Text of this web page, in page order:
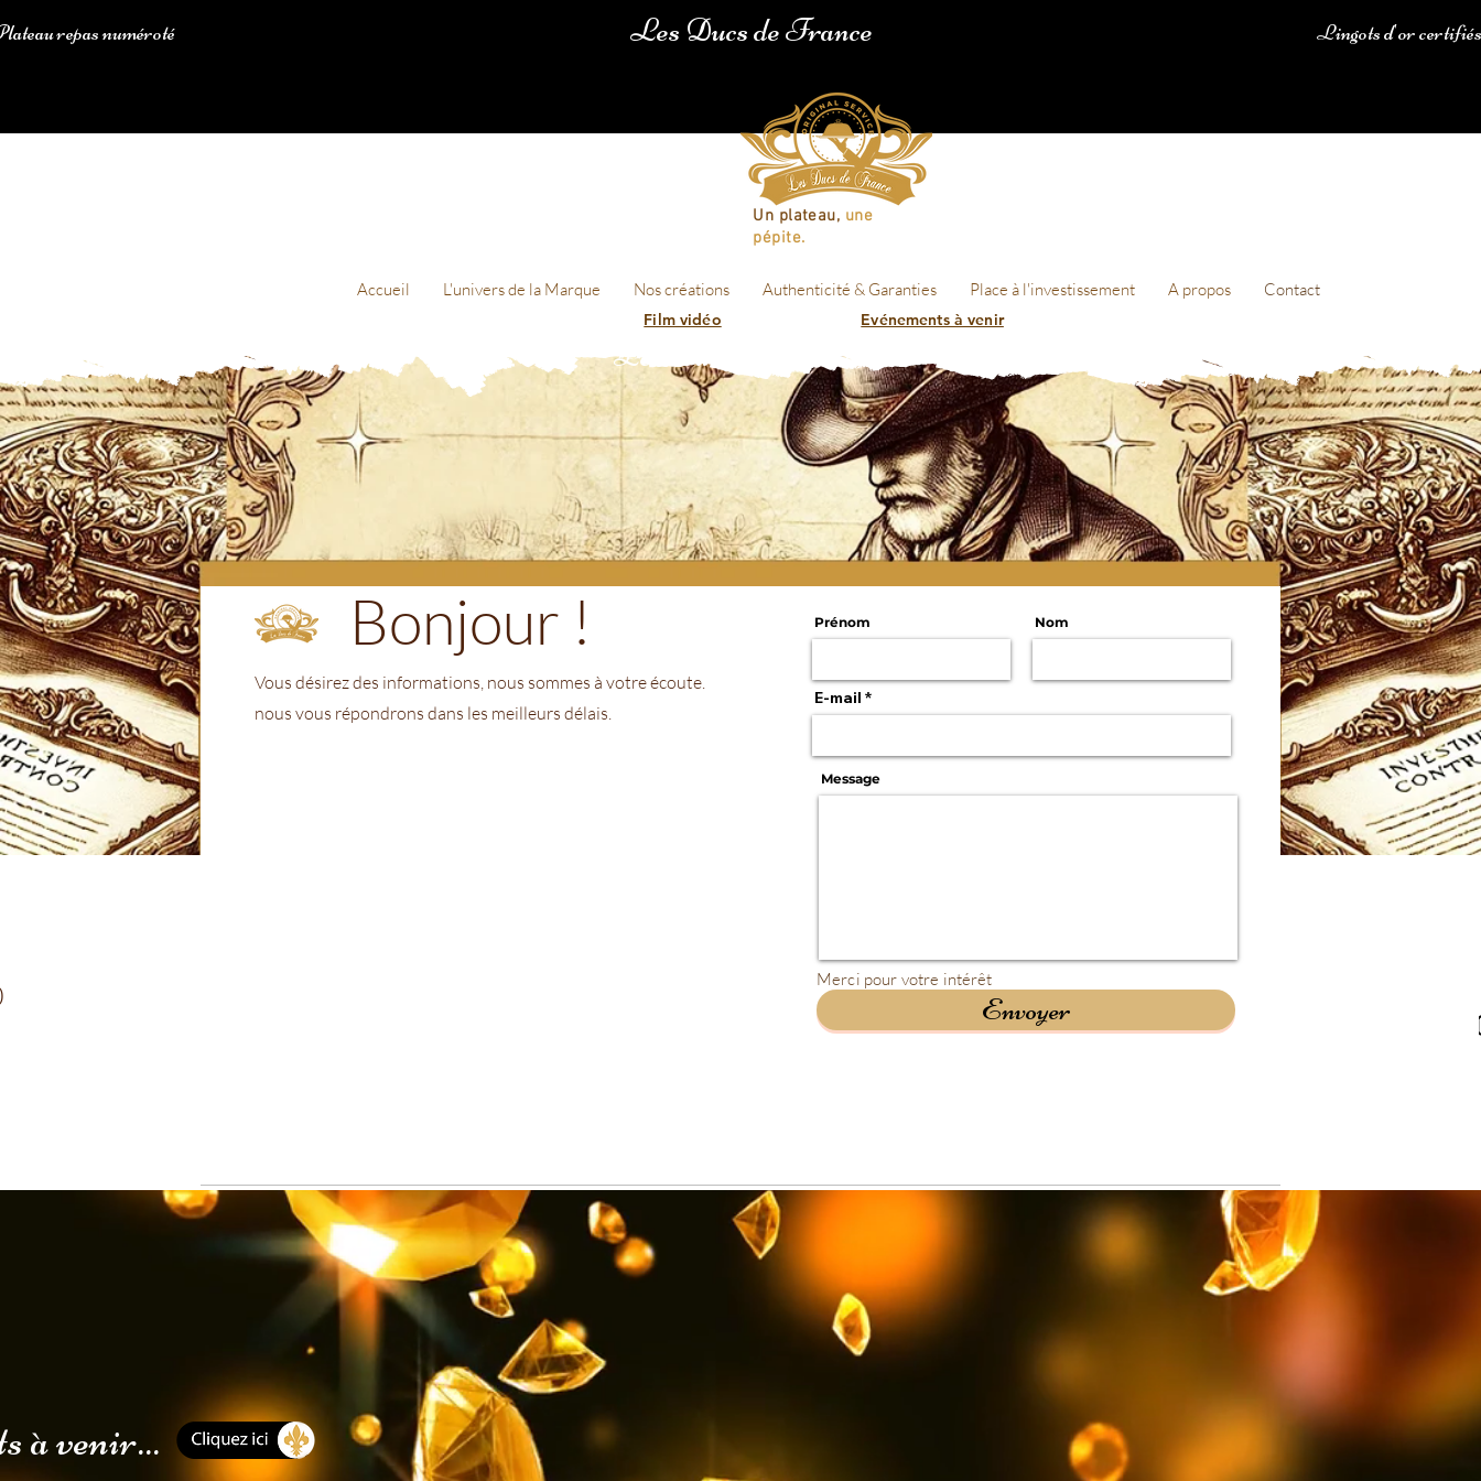
repas numéroté Les Ducs de France Lingots d'or certifiés
Un plateau, une
pépite.
Accueil L'univers de la Marque Nos créations Authenticité & Garanties Place à l'investissement A propos Contact
Film vidéo Evénements à venir
repas Les Ducs de France Made in
Bonjour !
Vous désirez des informations, nous sommes à votre écoute.
nous vous répondrons dans les meilleurs délais.
Prénom Nom
E-mail
Message
Merci pour votre intérêt
Envoyer
à venir...